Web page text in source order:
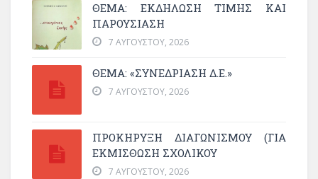
ΘΈΜΑ: ΕΚΔΉΛΩΣΗ ΤΙΜΉΣ ΚΑΙ
ΠΑΡΟΥΣΊΑΣΗ
7 ΑΥΓΟΎΣΤΟΥ, 2026
ΘΕΜΑ: «ΣΥΝΕΔΡΊΑΣΗ Δ.Ε.»
7 ΑΥΓΟΎΣΤΟΥ, 2026
ΠΡΟΚΗΡΥΞΗ ΔΙΑΓΩΝΙΣΜΟΥ (ΓΙΑ
ΕΚΜΊΣΘΩΣΗ ΣΧΟΛΙΚΟΎ
7 ΑΥΓΟΎΣΤΟΥ, 2026